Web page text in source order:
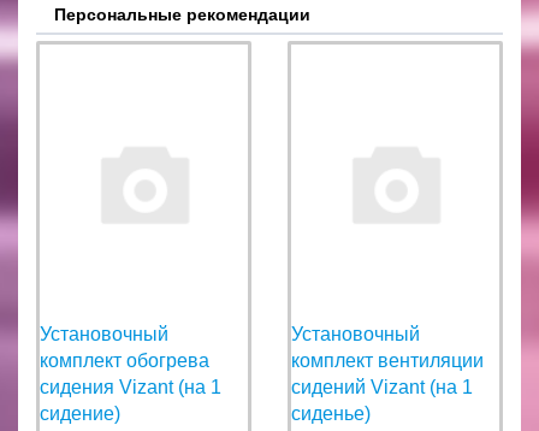
Персональные рекомендации
Установочный
комплект обогрева
сидения Vizant (на 1
сидение)
Установочный
комплект вентиляции
сидений Vizant (на 1
сиденье)